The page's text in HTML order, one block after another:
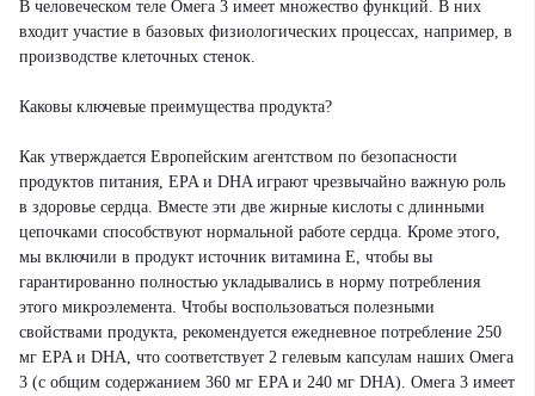
В человеческом теле Омега 3 имеет множество функций. В них
входит участие в базовых физиологических процессах, например, в
производстве клеточных стенок.
Каковы ключевые преимущества продукта?
Как утверждается Европейским агентством по безопасности
продуктов питания, EPA и DHA играют чрезвычайно важную роль
в здоровье сердца. Вместе эти две жирные кислоты с длинными
цепочками способствуют нормальной работе сердца. Кроме этого,
мы включили в продукт источник витамина E, чтобы вы
гарантированно полностью укладывались в норму потребления
этого микроэлемента. Чтобы воспользоваться полезными
свойствами продукта, рекомендуется ежедневное потребление 250
мг EPA и DHA, что соответствует 2 гелевым капсулам наших Омега
3 (с общим содержанием 360 мг EPA и 240 мг DHA). Омега 3 имеет